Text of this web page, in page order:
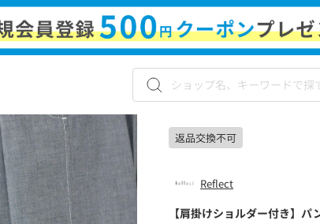
返品交換不可
Reflect
【肩掛けショルダー付き】